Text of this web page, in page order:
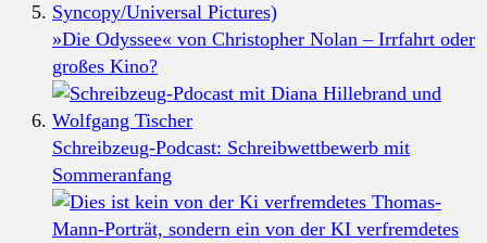
»Die Odyssee« von Christopher Nolan – Irrfahrt oder
großes Kino?
Schreibzeug-Podcast: Schreibwettbewerb mit
Sommeranfang